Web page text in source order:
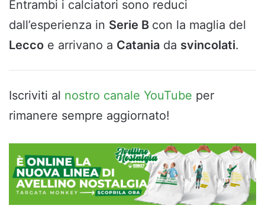
Entrambi i calciatori sono reduci
dall’esperienza in Serie B con la maglia del
Lecco e arrivano a Catania da svincolati.
Iscriviti al nostro canale YouTube per
rimanere sempre aggiornato!